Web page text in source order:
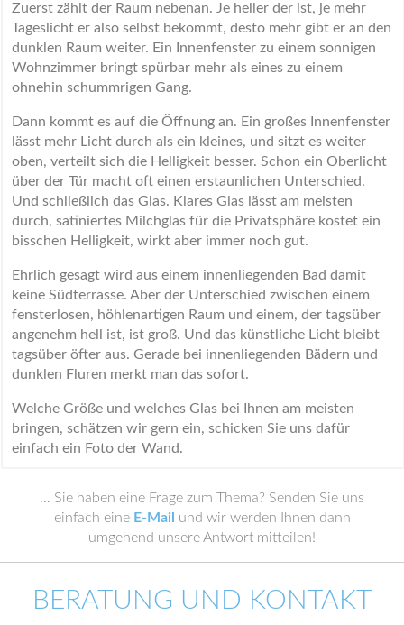
Zuerst zählt der Raum nebenan. Je heller der ist, je mehr
Tageslicht er also selbst bekommt, desto mehr gibt er an den
dunklen Raum weiter. Ein Innenfenster zu einem sonnigen
Wohnzimmer bringt spürbar mehr als eines zu einem
ohnehin schummrigen Gang.
Dann kommt es auf die Öffnung an. Ein großes Innenfenster
lässt mehr Licht durch als ein kleines, und sitzt es weiter
oben, verteilt sich die Helligkeit besser. Schon ein Oberlicht
über der Tür macht oft einen erstaunlichen Unterschied.
Und schließlich das Glas. Klares Glas lässt am meisten
durch, satiniertes Milchglas für die Privatsphäre kostet ein
bisschen Helligkeit, wirkt aber immer noch gut.
Ehrlich gesagt wird aus einem innenliegenden Bad damit
keine Südterrasse. Aber der Unterschied zwischen einem
fensterlosen, höhlenartigen Raum und einem, der tagsüber
angenehm hell ist, ist groß. Und das künstliche Licht bleibt
tagsüber öfter aus. Gerade bei innenliegenden Bädern und
dunklen Fluren merkt man das sofort.
Welche Größe und welches Glas bei Ihnen am meisten
bringen, schätzen wir gern ein, schicken Sie uns dafür
einfach ein Foto der Wand.
… Sie haben eine Frage zum Thema? Senden Sie uns
einfach eine E-Mail
und wir werden Ihnen dann
umgehend unsere Antwort mitteilen!
BERATUNG UND KONTAKT